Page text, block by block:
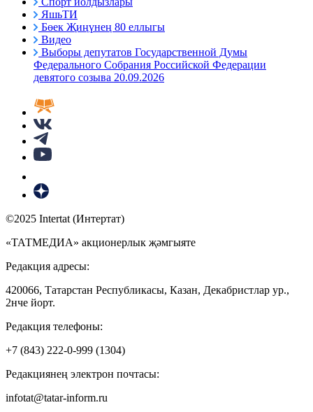
ЯшьТИ
Бөек Җиңүнең 80 еллыгы
Видео
Выборы депутатов Государственной Думы
Федерального Собрания Российской Федерации
девятого созыва 20.09.2026
©2025 Intertat (Интертат)
«ТАТМЕДИА» акционерлык җәмгыяте
Редакция адресы:
420066, Татарстан Республикасы, Казан, Декабристлар ур.,
2нче йорт.
Редакция телефоны:
+7 (843) 222-0-999 (1304)
Редакциянең электрон почтасы:
infotat@tatar-inform.ru